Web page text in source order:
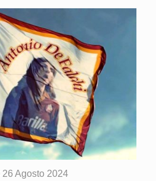
26 Agosto 2024